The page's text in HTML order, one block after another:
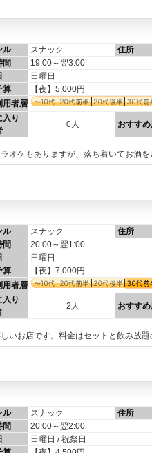
ル スナック 住所
間
19:00～翌3:00
日曜日
算
【夜】5,000円
用者層
入り
0人 おすす
オケもありますが、落ち着いてお酒を
ル スナック 住所
間
20:00～翌1:00
日曜日
算
【夜】7,000円
用者層
入り
2人 おすす
いお店です。料金はセットと飲み放題
ル スナック 住所
間
20:00～翌2:00
日曜日 / 祝祭日